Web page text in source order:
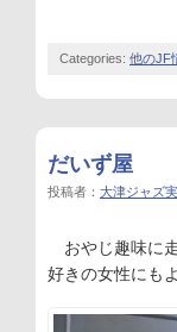
Categories: 他のJF
だいず屋
投稿者： 大津ジャズ
おやじ趣味に
好きの女性にも